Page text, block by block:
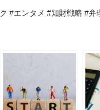
#エンタメ #知財戦略 #弁